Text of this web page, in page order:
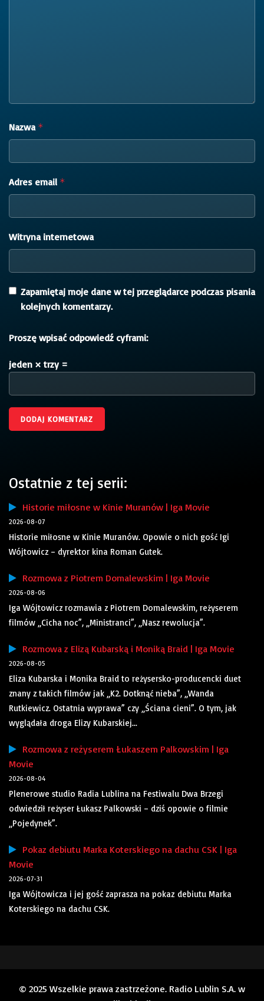
Nazwa *
Adres email *
Witryna internetowa
Zapamiętaj moje dane w tej przeglądarce podczas pisania
kolejnych komentarzy.
Proszę wpisać odpowiedź cyframi:
jeden × trzy =
Ostatnie z tej serii:
Historie miłosne w Kinie Muranów | Iga Movie
2026-08-07
Historie miłosne w Kinie Muranów. Opowie o nich gość Igi
Wójtowicz – dyrektor kina Roman Gutek.
Rozmowa z Piotrem Domalewskim | Iga Movie
2026-08-06
Iga Wójtowicz rozmawia z Piotrem Domalewskim, reżyserem
filmów „Cicha noc”, „Ministranci”, „Nasz rewolucja”.
Rozmowa z Elizą Kubarską i Moniką Braid | Iga Movie
2026-08-05
Eliza Kubarska i Monika Braid to reżysersko-producencki duet
znany z takich filmów jak „K2. Dotknąć nieba”, „Wanda
Rutkiewicz. Ostatnia wyprawa” czy „Ściana cieni”. O tym, jak
wyglądała droga Elizy Kubarskiej...
Rozmowa z reżyserem Łukaszem Palkowskim | Iga
Movie
2026-08-04
Plenerowe studio Radia Lublina na Festiwalu Dwa Brzegi
odwiedził reżyser Łukasz Palkowski – dziś opowie o filmie
„Pojedynek”.
Pokaz debiutu Marka Koterskiego na dachu CSK | Iga
Movie
2026-07-31
Iga Wójtowicza i jej gość zaprasza na pokaz debiutu Marka
Koterskiego na dachu CSK.
© 2025 Wszelkie prawa zastrzeżone. Radio Lublin S.A. w